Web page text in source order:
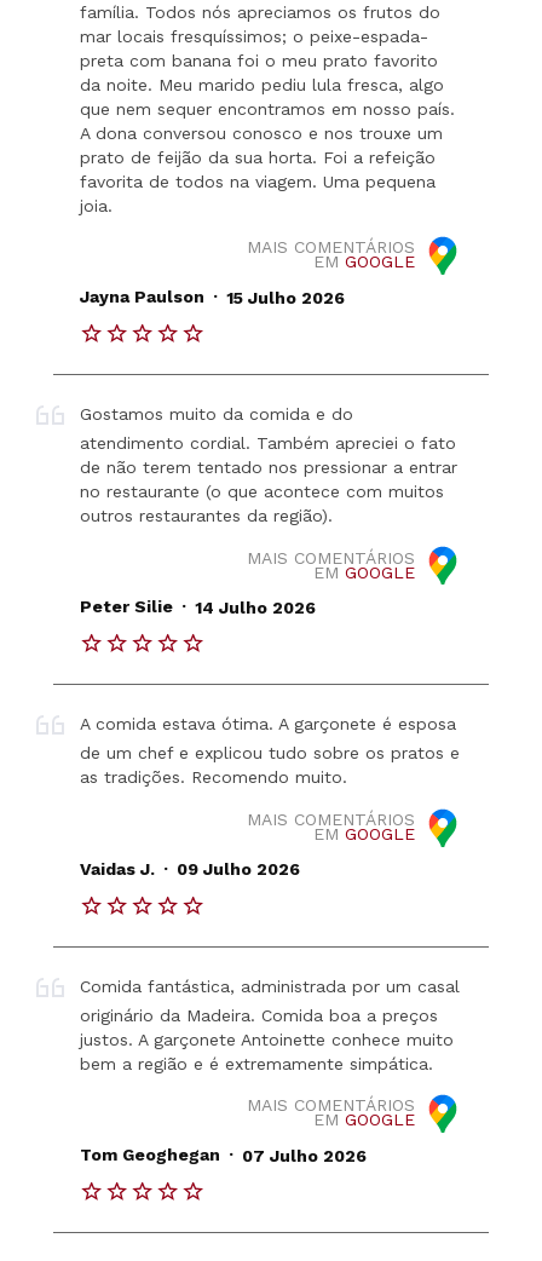
família. Todos nós apreciamos os frutos do
mar locais fresquíssimos; o peixe-espada-
preta com banana foi o meu prato favorito
da noite. Meu marido pediu lula fresca, algo
que nem sequer encontramos em nosso país.
A dona conversou conosco e nos trouxe um
prato de feijão da sua horta. Foi a refeição
favorita de todos na viagem. Uma pequena
joia.
MAIS COMENTÁRIOS
EM GOOGLE
Jayna Paulson . 15 Julho 2026
Gostamos muito da comida e do
atendimento cordial. Também apreciei o fato
de não terem tentado nos pressionar a entrar
no restaurante (o que acontece com muitos
outros restaurantes da região).
MAIS COMENTÁRIOS
EM GOOGLE
Peter Silie . 14 Julho 2026
A comida estava ótima. A garçonete é esposa
de um chef e explicou tudo sobre os pratos e
as tradições. Recomendo muito.
MAIS COMENTÁRIOS
EM GOOGLE
Vaidas J. . 09 Julho 2026
Comida fantástica, administrada por um casal
originário da Madeira. Comida boa a preços
justos. A garçonete Antoinette conhece muito
bem a região e é extremamente simpática.
MAIS COMENTÁRIOS
EM GOOGLE
Tom Geoghegan . 07 Julho 2026